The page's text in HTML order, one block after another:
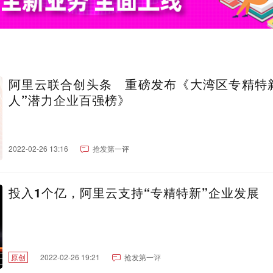
阿里云联合创头条 重磅发布《大湾区专精特
人”潜力企业百强榜》
2022-02-26 13:16 抢发第一评
投入1个亿，阿里云支持“专精特新”企业发展
原创 2022-02-26 19:21 抢发第一评